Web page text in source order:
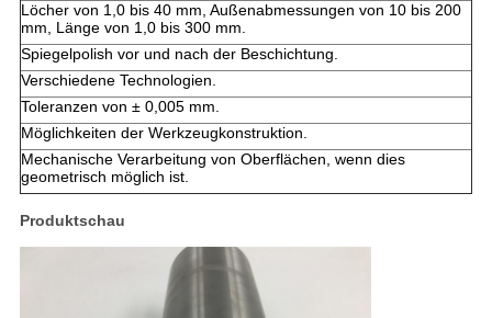
Löcher von 1,0 bis 40 mm, Außenabmessungen von 10 bis 200
mm, Länge von 1,0 bis 300 mm.
Spiegelpolish vor und nach der Beschichtung.
Verschiedene Technologien.
Toleranzen von ± 0,005 mm.
Möglichkeiten der Werkzeugkonstruktion.
Mechanische Verarbeitung von Oberflächen, wenn dies
geometrisch möglich ist.
Produktschau